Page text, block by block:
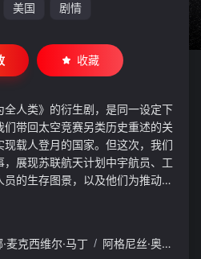
美国 剧情
收藏
人类》的衍生剧，是同一设定下
带回太空竞赛另类历史重述的关
载人登月的国家。但这次，我们
展现苏联航天计划中宇航员、工
的生存图景，以及他们为推动人
·麦克西维尔·马丁 / 阿格尼丝·奥凯西